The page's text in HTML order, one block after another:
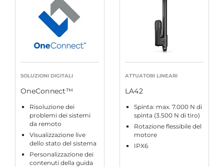
SOLUZIONI DIGITALI
OneConnect™
Risoluzione dei
problemi dei sistemi
da remoto
Visualizzazione live
dello stato del sistema
Personalizzazione dei
contenuti della guida
ATTUATORI LINEARI
LA42
Spinta: max. 7.000 N di
spinta (3.500 N di tiro)
Rotazione flessibile del
motore
IPX6